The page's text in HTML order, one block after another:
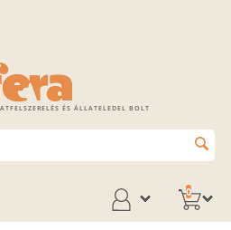
ÉS ÁLLATELEDEL BOLT
0